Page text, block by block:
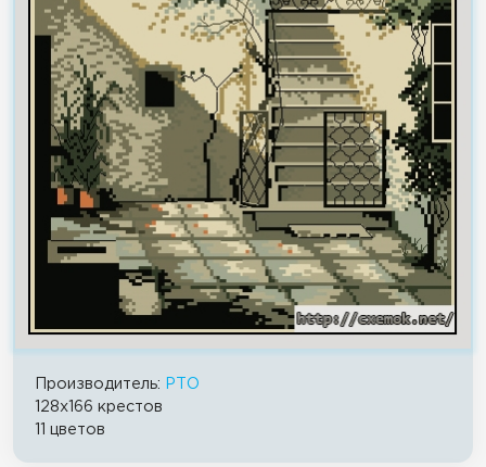
Производитель:
РТО
128x166 крестов
11 цветов